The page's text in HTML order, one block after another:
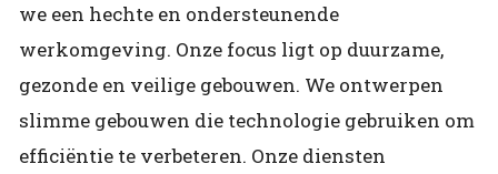
we een hechte en ondersteunende
werkomgeving. Onze focus ligt op duurzame,
gezonde en veilige gebouwen. We ontwerpen
slimme gebouwen die technologie gebruiken om
efficiëntie te verbeteren. Onze diensten